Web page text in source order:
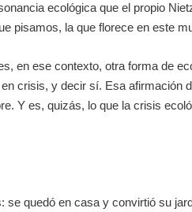
ecológica que el propio
pisamos, la que florece en este
en ese contexto, otra forma de
crisis, y decir sí. Esa afirmación
Y es, quizás, lo que la crisis
se quedó en casa y convirtió su